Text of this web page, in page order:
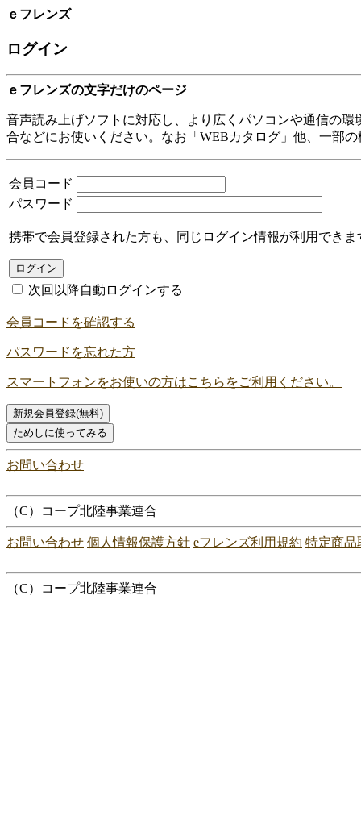
ｅフレンズ
ログイン
ｅフレンズの文字だけのページ
音声読み上げソフトに対応し、より広くパソコンや通信の
合などにお使いください。なお「WEBカタログ」他、一部
会員コード
パスワード
携帯で会員登録された方も、同じログイン情報が利用できま
次回以降自動ログインする
会員コードを確認する
パスワードを忘れた方
スマートフォンをお使いの方はこちらをご利用ください。
お問い合わせ
（C）コープ北陸事業連合
お問い合わせ 個人情報保護方針 eフレンズ利用規約 特定商品
（C）コープ北陸事業連合